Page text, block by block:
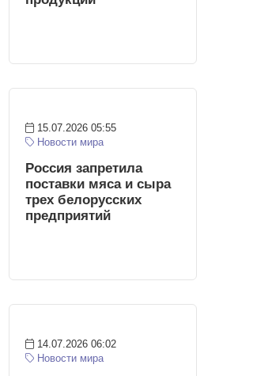
15.07.2026 05:55
Новости мира
Россия запретила
поставки мяса и сыра
трех белорусских
предприятий
14.07.2026 06:02
Новости мира